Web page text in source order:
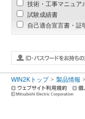
技術・工事マニュア
試験成績書
自己適合宣言書・証
WIN2Kトップ 製品情報